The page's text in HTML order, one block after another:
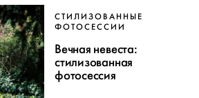
СТИЛИЗОВАННЫЕ
ФОТОСЕССИИ
Вечная невеста:
стилизованная
фотосессия